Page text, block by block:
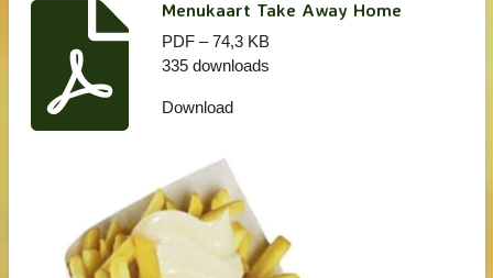
Menukaart Take Away Home
PDF – 74,3 KB
335 downloads
Download